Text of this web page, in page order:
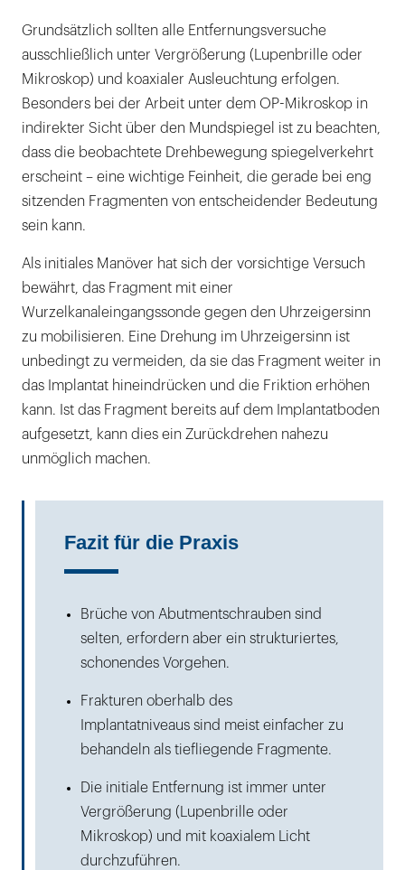
Grundsätzlich sollten alle Entfernungsversuche
ausschließlich unter Vergrößerung (Lupenbrille oder
Mikroskop) und koaxialer Ausleuchtung erfolgen.
Besonders bei der Arbeit unter dem OP-Mikroskop in
indirekter Sicht über den Mundspiegel ist zu beachten,
dass die beobachtete Drehbewegung spiegelverkehrt
erscheint – eine wichtige Feinheit, die gerade bei eng
sitzenden Fragmenten von entscheidender Bedeutung
sein kann.
Als initiales Manöver hat sich der vorsichtige Versuch
bewährt, das Fragment mit einer
Wurzelkanaleingangssonde gegen den Uhrzeigersinn
zu mobilisieren. Eine Drehung im Uhrzeigersinn ist
unbedingt zu vermeiden, da sie das Fragment weiter in
das Implantat hineindrücken und die Friktion erhöhen
kann. Ist das Fragment bereits auf dem Implantatboden
aufgesetzt, kann dies ein Zurückdrehen nahezu
unmöglich machen.
Fazit für die Praxis
Brüche von Abutmentschrauben sind
selten, erfordern aber ein strukturiertes,
schonendes Vorgehen.
Frakturen oberhalb des
Implantatniveaus sind meist einfacher zu
behandeln als tiefliegende Fragmente.
Die initiale Entfernung ist immer unter
Vergrößerung (Lupenbrille oder
Mikroskop) und mit koaxialem Licht
durchzuführen.